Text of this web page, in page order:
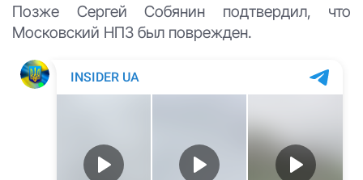
Позже Сергей Собянин подтвердил, что
Московский НПЗ был поврежден.